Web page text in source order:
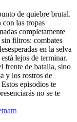
de quiebre brutal.
las tropas
completamente
filtros: combates
en la selva
lejos de terminar.
frente de batalla, sino
y los rostros de
episodios te
no se te